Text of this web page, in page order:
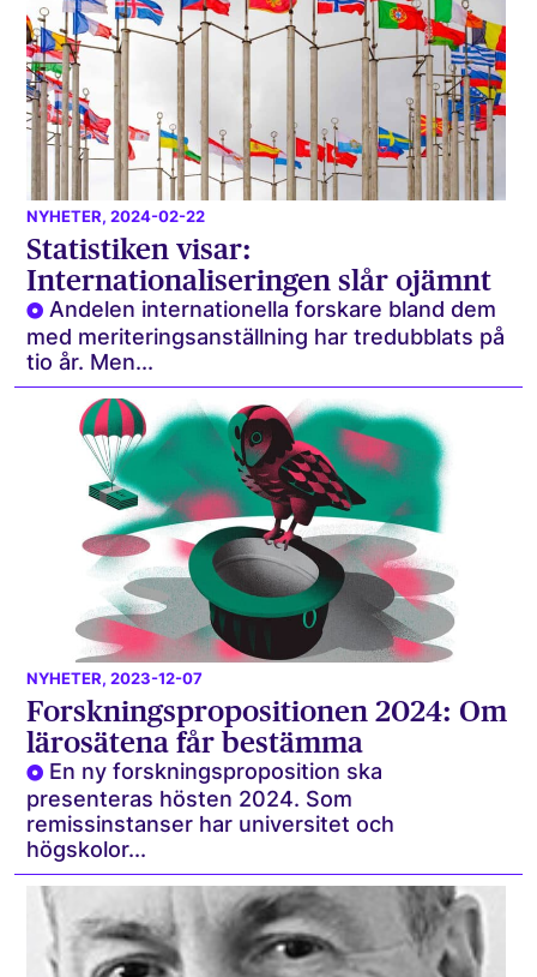
NYHETER, 2024-02-22
Statistiken visar:
Internationaliseringen slår ojämnt
Andelen internationella forskare bland dem
med meriteringsanställning har tredubblats på
tio år. Men...
NYHETER, 2023-12-07
Forskningspropositionen 2024: Om
lärosätena får bestämma
En ny forskningsproposition ska
presenteras hösten 2024. Som
remissinstanser har universitet och
högskolor...